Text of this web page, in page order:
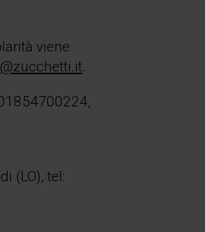
viene
.
(LO), tel: